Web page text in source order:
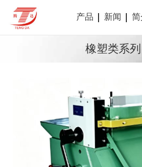
产品 新闻 简
橡塑类系列